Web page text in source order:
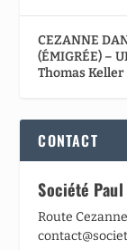
CEZANNE
(ÉMIGRÉE) –
Thomas Keller
CONTACT
Société Paul
Route